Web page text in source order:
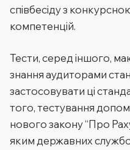
співбесіду з
компетенцій.
Тести, серед іншого,
знання аудиторами
застосовувати ці
того, тестування
нового закону “Про
яким державних